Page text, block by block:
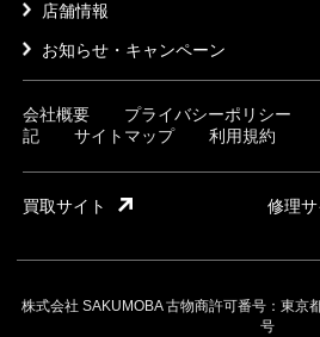
店舗情報
お知らせ・キャンペーン
会社概要 プライバシーポリシー
記
サイトマップ 利用規約
買取サイト 修理サ
株式会社 SAKUMOBA 古物商許可番号：東京
号